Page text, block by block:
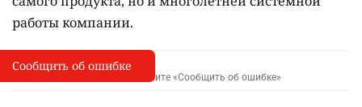
работы компании.
I
Сообщить об опечатке
Выделите фрагмент и нажмите «Сообщить об ошибке»
Сообщить об ошибке